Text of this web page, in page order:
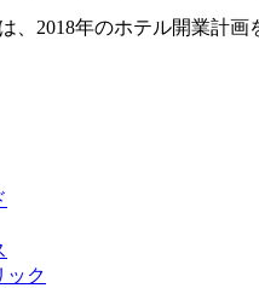
、2018年のホテル開業計画
ック